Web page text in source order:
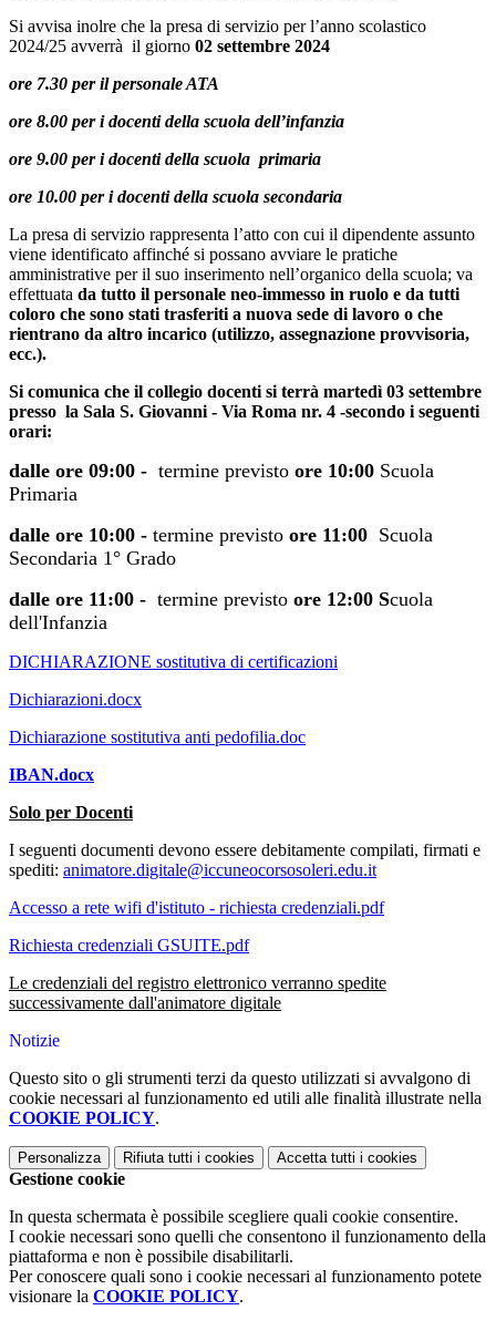
Si avvisa inolre che la presa di servizio per l’anno scolastico
2024/25 avverrà il giorno 02 settembre 2024
ore 7.30 per il personale ATA
ore 8.00 per i docenti della scuola dell’infanzia
ore 9.00 per i docenti della scuola primaria
ore 10.00 per i docenti della scuola secondaria
La presa di servizio rappresenta l’atto con cui il dipendente assunto
viene identificato affinché si possano avviare le pratiche
amministrative per il suo inserimento nell’organico della scuola; va
effettuata da tutto il personale neo-immesso in ruolo e da tutti
coloro che sono stati trasferiti a nuova sede di lavoro o che
rientrano da altro incarico (utilizzo, assegnazione provvisoria,
ecc.).
Si comunica che il collegio docenti si terrà martedì 03 settembre
presso la Sala S. Giovanni - Via Roma nr. 4 -secondo i seguenti
orari:
dalle ore 09:00 - termine previsto ore 10:00 Scuola
Primaria
dalle ore 10:00 - termine previsto ore 11:00 Scuola
Secondaria 1° Grado
dalle ore 11:00 - termine previsto ore 12:00 Scuola
dell'Infanzia
DICHIARAZIONE sostitutiva di certificazioni
Dichiarazioni.docx
Dichiarazione sostitutiva anti pedofilia.doc
IBAN.docx
Solo per Docenti
I seguenti documenti devono essere debitamente compilati, firmati e
spediti: animatore.digitale@iccuneocorsosoleri.edu.it
Accesso a rete wifi d'istituto - richiesta credenziali.pdf
Richiesta credenziali GSUITE.pdf
Le credenziali del registro elettronico verranno spedite
successivamente dall'animatore digitale
Notizie
Questo sito o gli strumenti terzi da questo utilizzati si avvalgono di
cookie necessari al funzionamento ed utili alle finalità illustrate nella
COOKIE POLICY.
Personalizza Rifiuta tutti i cookies Accetta tutti i cookies
Gestione cookie
In questa schermata è possibile scegliere quali cookie consentire.
I cookie necessari sono quelli che consentono il funzionamento della
piattaforma e non è possibile disabilitarli.
Per conoscere quali sono i cookie necessari al funzionamento potete
visionare la COOKIE POLICY.